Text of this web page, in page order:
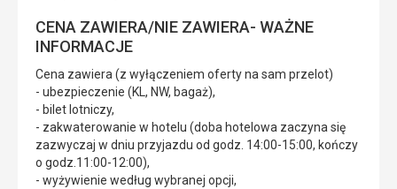
CENA ZAWIERA/NIE ZAWIERA- WAŻNE
INFORMACJE
Cena zawiera (z wyłączeniem oferty na sam przelot)
- ubezpieczenie (KL, NW, bagaż),
- bilet lotniczy,
- zakwaterowanie w hotelu (doba hotelowa zaczyna się
zazwyczaj w dniu przyjazdu od godz. 14:00-15:00, kończy
o godz.11:00-12:00),
- wyżywienie według wybranej opcji,